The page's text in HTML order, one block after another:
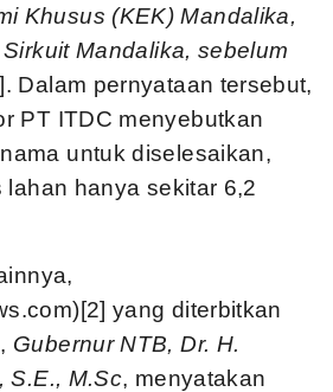
Khusus (KEK) Mandalika,
Mandalika, sebelum
Dalam pernyataan tersebut,
PT ITDC menyebutkan
untuk diselesaikan,
hanya sekitar 6,2
yang diterbitkan
Gubernur NTB, Dr. H.
S.E., M.Sc, menyatakan